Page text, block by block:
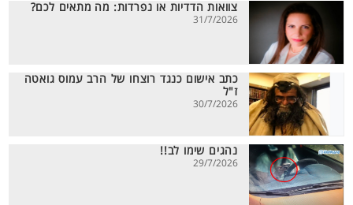
צוואות הדדיות או נפרדות: מה מתאים לכם?
31/7/2026
כתב אישום כנגד רוצחו של הרב עמוס גואטה
ז"ל
30/7/2026
נהגים שימו לב!!
29/7/2026